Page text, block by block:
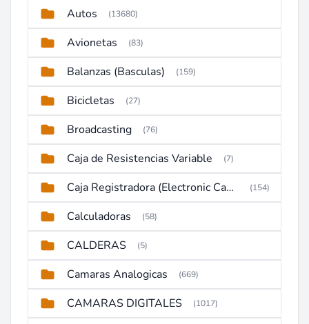
Autos (13680)
Avionetas (83)
Balanzas (Basculas) (159)
Bicicletas (27)
Broadcasting (76)
Caja de Resistencias Variable (7)
Caja Registradora (Electronic Cash Register) (154)
Calculadoras (58)
CALDERAS (5)
Camaras Analogicas (669)
CAMARAS DIGITALES (1017)